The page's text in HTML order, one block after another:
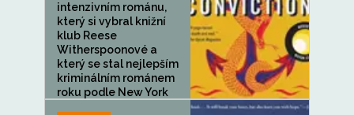
intenzivním románu,
který si vybral knižní
klub Reese
Witherspoonové a
který se stal nejlepším
kriminálním románem
roku podle New York